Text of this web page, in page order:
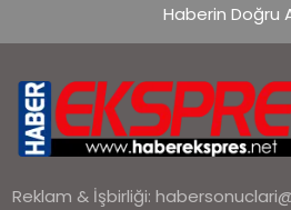
Haberin Doğru
Reklam & İşbirliği: